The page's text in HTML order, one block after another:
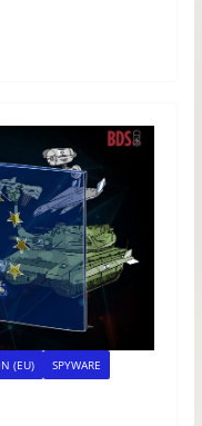
(EU) SPYWARE